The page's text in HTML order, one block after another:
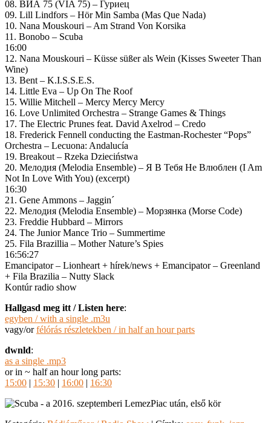
08. ВИА 75 (VIA 75) – Гуриец
09. Lill Lindfors – Hör Min Samba (Mas Que Nada)
10. Nana Mouskouri – Am Strand Von Korsika
11. Bonobo – Scuba
16:00
12. Nana Mouskouri – Küsse süßer als Wein (Kisses Sweeter Than
Wine)
13. Bent – K.I.S.S.E.S.
14. Little Eva – Up On The Roof
15. Willie Mitchell – Mercy Mercy Mercy
16. Love Unlimited Orchestra – Strange Games & Things
17. The Electric Prunes feat. David Axelrod – Credo
18. Frederick Fennell conducting the Eastman-Rochester “Pops”
Orchestra – Lecuona: Andalucía
19. Breakout – Rzeka Dzieciństwa
20. Мелодия (Melodia Ensemble) – Я В Тебя Не Влюблен (I Am
Not In Love With You) (excerpt)
16:30
21. Gene Ammons – Jaggin´
22. Мелодия (Melodia Ensemble) – Морзянка (Morse Code)
23. Freddie Hubbard – Mirrors
24. The Junior Mance Trio – Summertime
25. Fila Brazillia – Mother Nature’s Spies
16:56:27
Emancipator – Lionheart + hírek/news + Emancipator – Greenland
+ Fila Brazilia – Nutty Slack
Kontúr radio show
Hallgasd meg itt / Listen here:
egyben / with a single .m3u
vagy/orfélórás részletekben / in half an hour parts
dwnld:
as a single .mp3
or in ~ half an hour long parts:
15:00 | 15:30 | 16:00 | 16:30